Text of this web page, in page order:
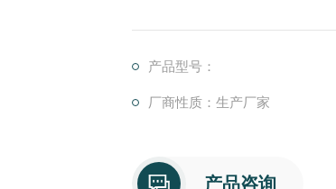
产品型号：
厂商性质：生产厂家
产品咨询